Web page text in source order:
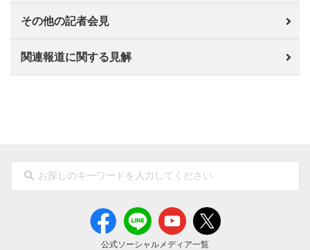
その他の記者会見
関連報道に関する見解
公式ソーシャルメディア一覧